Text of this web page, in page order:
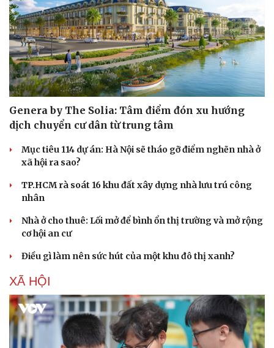
Genera by The Solia: Tâm điểm đón xu hướng
dịch chuyển cư dân từ trung tâm
Mục tiêu 114 dự án: Hà Nội sẽ tháo gỡ điểm nghẽn nhà ở
xã hội ra sao?
TP.HCM rà soát 16 khu đất xây dựng nhà lưu trú công
nhân
Nhà ở cho thuê: Lối mở để bình ổn thị trường và mở rộng
cơ hội an cư
Điều gì làm nên sức hút của một khu đô thị xanh?
XÃ HỘI